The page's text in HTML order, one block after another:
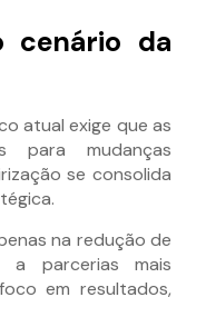
cenário da
atual exige que as
para mudanças
se consolida
na redução de
a parcerias mais
em resultados,